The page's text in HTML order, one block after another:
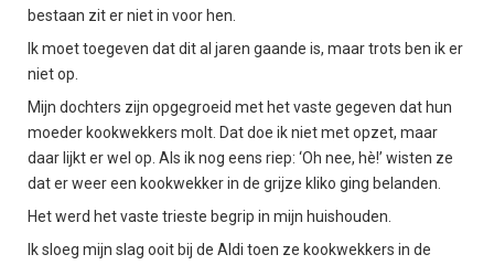
bestaan zit er niet in voor hen.
Ik moet toegeven dat dit al jaren gaande is, maar trots ben ik er
niet op.
Mijn dochters zijn opgegroeid met het vaste gegeven dat hun
moeder kookwekkers molt. Dat doe ik niet met opzet, maar
daar lijkt er wel op. Als ik nog eens riep: ‘Oh nee, hè!’ wisten ze
dat er weer een kookwekker in de grijze kliko ging belanden.
Het werd het vaste trieste begrip in mijn huishouden.
Ik sloeg mijn slag ooit bij de Aldi toen ze kookwekkers in de